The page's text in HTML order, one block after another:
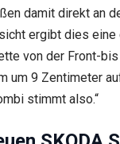
damit direkt an
ergibt dies eine
von der Front-
um 9 Zentimeter
stimmt also.“